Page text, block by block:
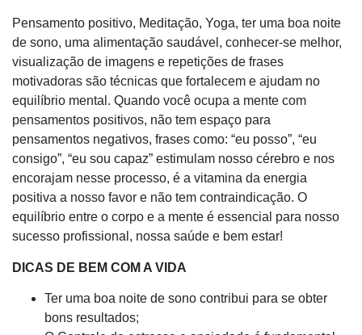
Pensamento positivo, Meditação, Yoga, ter uma boa noite
de sono, uma alimentação saudável, conhecer-se melhor,
visualização de imagens e repetições de frases
motivadoras são técnicas que fortalecem e ajudam no
equilíbrio mental. Quando você ocupa a mente com
pensamentos positivos, não tem espaço para
pensamentos negativos, frases como: “eu posso”, “eu
consigo”, “eu sou capaz” estimulam nosso cérebro e nos
encorajam nesse processo, é a vitamina da energia
positiva a nosso favor e não tem contraindicação. O
equilíbrio entre o corpo e a mente é essencial para nosso
sucesso profissional, nossa saúde e bem estar!
DICAS DE BEM COM A VIDA
Ter uma boa noite de sono contribui para se obter
bons resultados;